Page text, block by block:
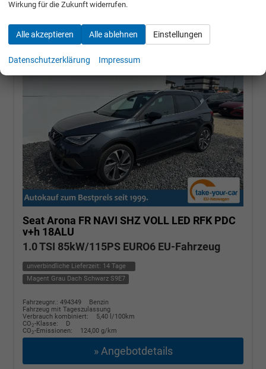
Seat Arona FR NAVI SHZ VOLL LED RFK PDC
v+h 18ALU
1.0 TSI 85kW/115PS EURO6 EU-Fahrzeug
unverbindliche Lieferzeit: 14 Tage
Magent Grau Dach Schwarz S9E7
Fahrzeugnr.: 494349
Benzin
Fahrzeug mit Tageszulassung
Verbrauch kombiniert:
5,40 l/100km
CO2-Klasse:
D
CO2-Emissionen: 124,00 g/km
» Angebotdetails
Wirkung für die Zukunft widerrufen.
Alle akzeptieren Alle ablehnen Einstellungen
Datenschutzerklärung Impressum